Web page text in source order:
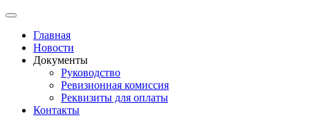
Главная
Новости
Документы
Руководство
Ревизионная комиссия
Реквизиты для оплаты
Контакты